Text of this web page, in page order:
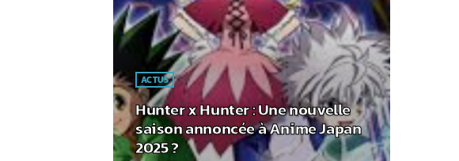
ACTUS
Hunter x Hunter : Une nouvelle
saison annoncée à Anime Japan
2025 ?